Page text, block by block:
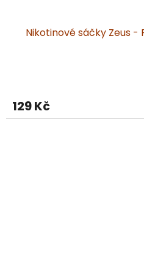
Nikotinové sáčky Zeus
129 Kč